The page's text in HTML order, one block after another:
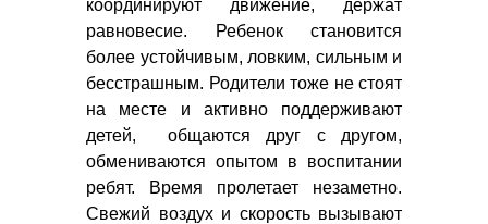
координируют движение, держат
равновесие. Ребенок становится
более устойчивым, ловким, сильным и
бесстрашным. Родители тоже не стоят
на месте и активно поддерживают
детей, общаются друг с другом,
обмениваются опытом в воспитании
ребят. Время пролетает незаметно.
Свежий воздух и скорость вызывают